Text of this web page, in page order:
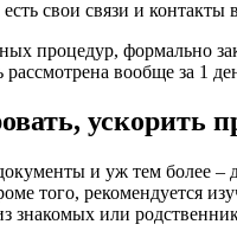
свои связи и контакты
процедур, формально
вообще за 1
ускорить
и уж тем более
того, рекомендуется
знакомых или